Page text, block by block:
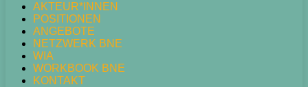
AKTEUR*INNEN
POSITIONEN
ANGEBOTE
NETZWERK BNE
WIA
WORKBOOK BNE
KONTAKT